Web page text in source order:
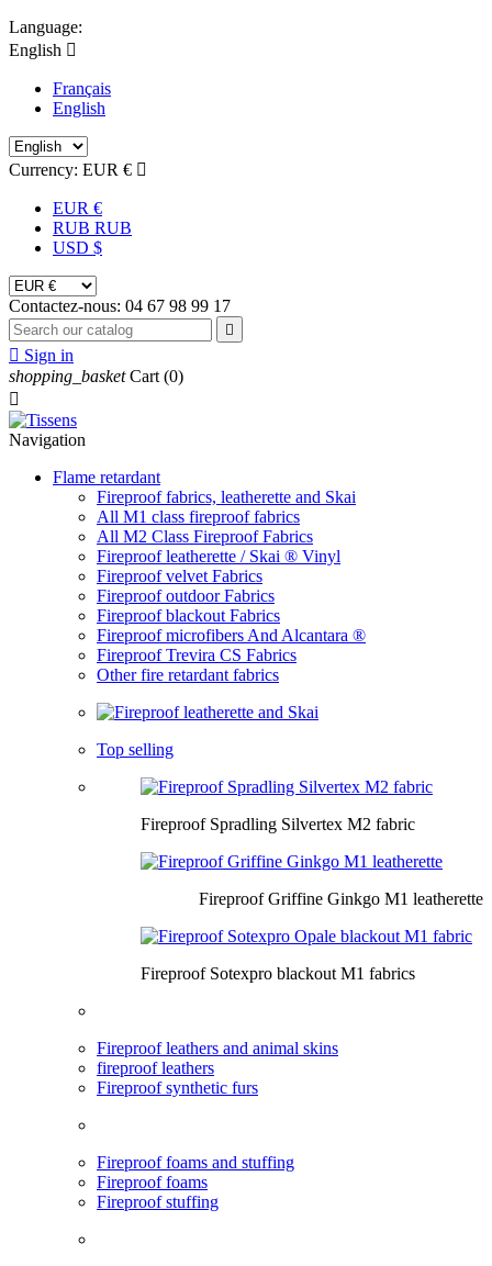
Language:
English 
Français
English
Currency: EUR € 
EUR €
RUB RUB
USD $
Contactez-nous: 04 67 98 99 17

 Sign in
shopping_basket Cart (0)

Navigation
Flame retardant
Fireproof fabrics, leatherette and Skai
All M1 class fireproof fabrics
All M2 Class Fireproof Fabrics
Fireproof leatherette / Skai ® Vinyl
Fireproof velvet Fabrics
Fireproof outdoor Fabrics
Fireproof blackout Fabrics
Fireproof microfibers And Alcantara ®
Fireproof Trevira CS Fabrics
Other fire retardant fabrics
Top selling
Fireproof Spradling Silvertex M2 fabric
Fireproof Griffine Ginkgo M1 leatherette
Fireproof Sotexpro blackout M1 fabrics
Fireproof leathers and animal skins
fireproof leathers
Fireproof synthetic furs
Fireproof foams and stuffing
Fireproof foams
Fireproof stuffing